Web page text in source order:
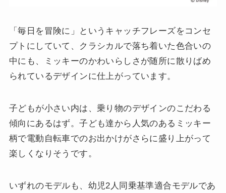
「毎日を冒険に」というキャッチフレーズをコンセ
プトにしていて、クラシカルで落ち着いた色合いの
中にも、ミッキーのかわいらしさが随所に散りばめ
られているデザインに仕上がっています。
子どもが小さい内は、乗り物のデザインのこだわる
傾向にあるはず。子ども達から人気のあるミッキー
柄で電動自転車でのお出かけがさらに盛り上がって
楽しくなりそうです。
いずれのモデルも、幼児2人同乗基準適合モデルであ